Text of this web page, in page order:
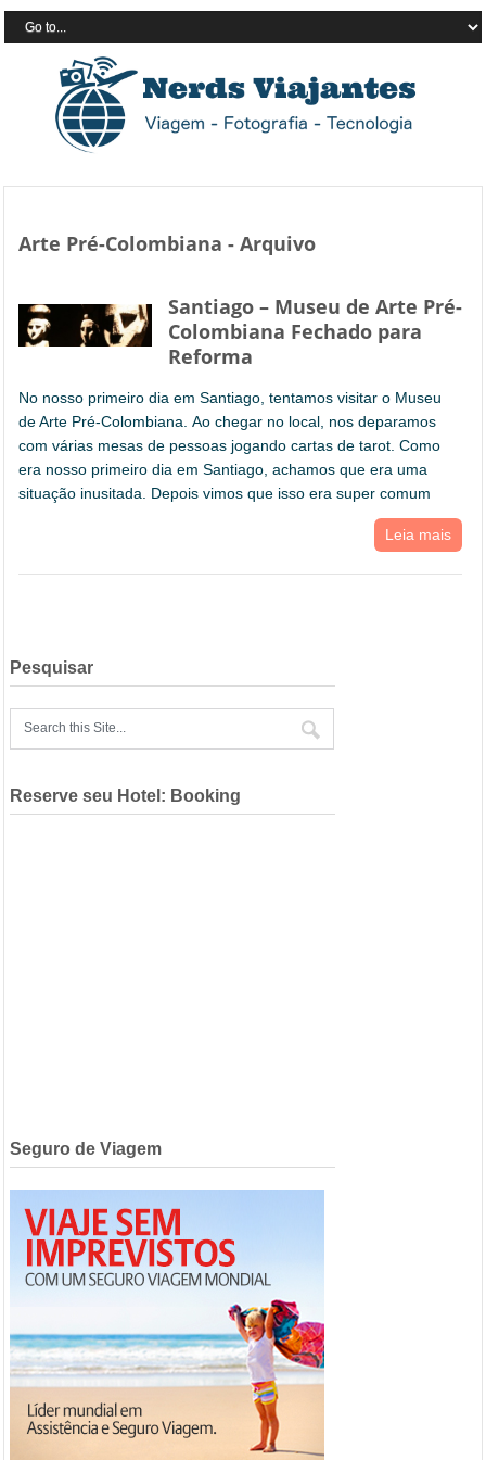
Arte Pré-Colombiana - Arquivo
Santiago – Museu de Arte Pré-
Colombiana Fechado para
Reforma
No nosso primeiro dia em Santiago, tentamos visitar o Museu
de Arte Pré-Colombiana. Ao chegar no local, nos deparamos
com várias mesas de pessoas jogando cartas de tarot. Como
era nosso primeiro dia em Santiago, achamos que era uma
situação inusitada. Depois vimos que isso era super comum
Leia mais
Pesquisar
Reserve seu Hotel: Booking
Seguro de Viagem